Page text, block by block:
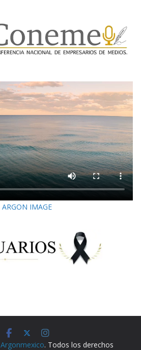
ARGON IMAGE
Argonmexico. Todos los derechos